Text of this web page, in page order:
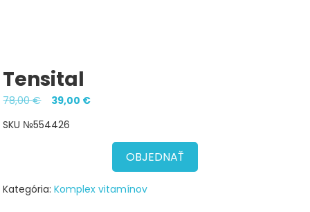
Tensital
78,00€
Pôvodná
cena
39,00 €Aktuálna
39,00 €.
SKU №554426
OBJEDNAŤ
Kategória:Komplex vitamínov